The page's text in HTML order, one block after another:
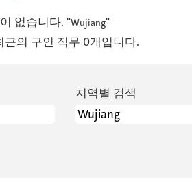
없습니다. "Wujiang"
의 구인 직무 0개입니다.
지역별 검색